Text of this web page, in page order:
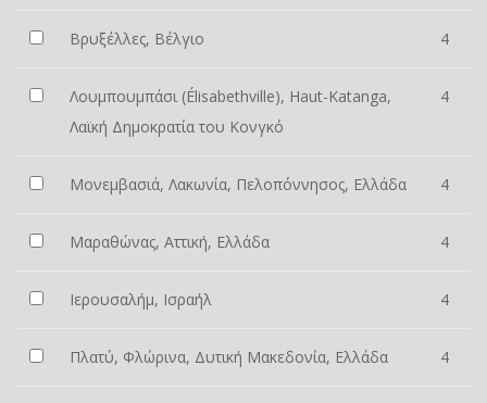
Βρυξέλλες, Βέλγιο 4
Λουμπουμπάσι (Élisabethville), Haut-Katanga,
Λαϊκή Δημοκρατία του Κονγκό
4
Μονεμβασιά, Λακωνία, Πελοπόννησος, Ελλάδα 4
Μαραθώνας, Αττική, Ελλάδα 4
Ιερουσαλήμ, Ισραήλ 4
Πλατύ, Φλώρινα, Δυτική Μακεδονία, Ελλάδα 4